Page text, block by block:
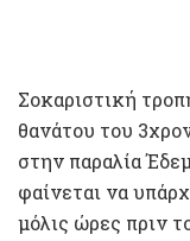
Σοκαριστική
θανάτου του
στην παραλία
φαίνεται να
μόλις ώρες πριν